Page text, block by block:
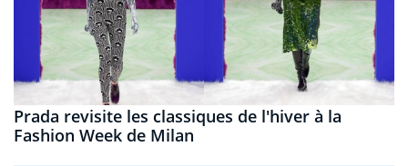
Prada revisite les classiques de l'hiver à la
Fashion Week de Milan